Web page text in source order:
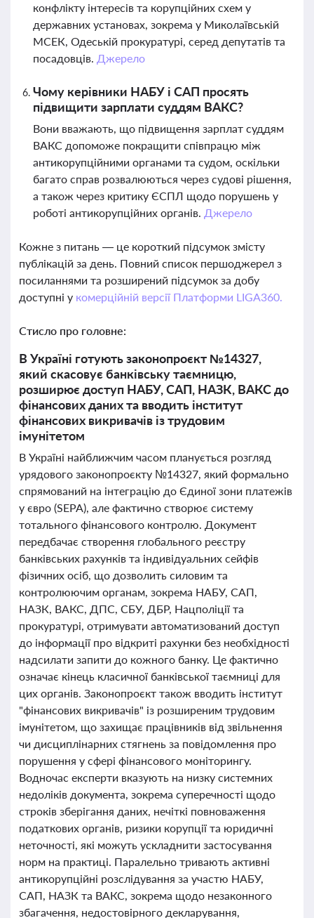
конфлікту інтересів та корупційних схем у
державних установах, зокрема у Миколаївській
МСЕК, Одеській прокуратурі, серед депутатів та
посадовців. Джерело
Чому керівники НАБУ і САП просять
підвищити зарплати суддям ВАКС?
Вони вважають, що підвищення зарплат суддям
ВАКС допоможе покращити співпрацю між
антикорупційними органами та судом, оскільки
багато справ розвалюються через судові рішення,
а також через критику ЄСПЛ щодо порушень у
роботі антикорупційних органів. Джерело
Кожне з питань — це короткий підсумок змісту
публікацій за день. Повний список першоджерел з
посиланнями та розширений підсумок за добу
доступні у комерційній версії Платформи LIGA360.
Стисло про головне:
В Україні готують законопроєкт №14327,
який скасовує банківську таємницю,
розширює доступ НАБУ, САП, НАЗК, ВАКС до
фінансових даних та вводить інститут
фінансових викривачів із трудовим
імунітетом
В Україні найближчим часом планується розгляд
урядового законопроєкту №14327, який формально
спрямований на інтеграцію до Єдиної зони платежів
у євро (SEPA), але фактично створює систему
тотального фінансового контролю. Документ
передбачає створення глобального реєстру
банківських рахунків та індивідуальних сейфів
фізичних осіб, що дозволить силовим та
контролюючим органам, зокрема НАБУ, САП,
НАЗК, ВАКС, ДПС, СБУ, ДБР, Нацполіції та
прокуратурі, отримувати автоматизований доступ
до інформації про відкриті рахунки без необхідності
надсилати запити до кожного банку. Це фактично
означає кінець класичної банківської таємниці для
цих органів. Законопроєкт також вводить інститут
"фінансових викривачів" із розширеним трудовим
імунітетом, що захищає працівників від звільнення
чи дисциплінарних стягнень за повідомлення про
порушення у сфері фінансового моніторингу.
Водночас експерти вказують на низку системних
недоліків документа, зокрема суперечності щодо
строків зберігання даних, нечіткі повноваження
податкових органів, ризики корупції та юридичні
неточності, які можуть ускладнити застосування
норм на практиці. Паралельно тривають активні
антикорупційні розслідування за участю НАБУ,
САП, НАЗК та ВАКС, зокрема щодо незаконного
збагачення, недостовірного декларування,